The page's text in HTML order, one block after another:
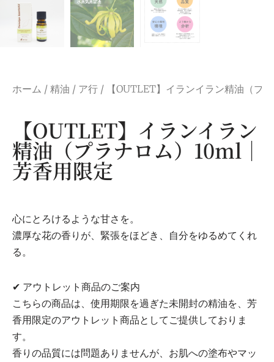
ホーム / 精油 / ア行 / 【OUTLET】イランイラン精油（プ
【OUTLET】イランイラン
精油（プラナロム）10ml｜
芳香用限定
心にとろけるような甘さを。
濃厚な花の香りが、緊張をほどき、自分をゆるめてくれ
る。
✔ アウトレット商品のご案内
こちらの商品は、使用期限を過ぎた未開封の精油を、芳
香用限定のアウトレット商品としてご提供しておりま
す。
香りの品質には問題ありませんが、お肌への塗布やマッ